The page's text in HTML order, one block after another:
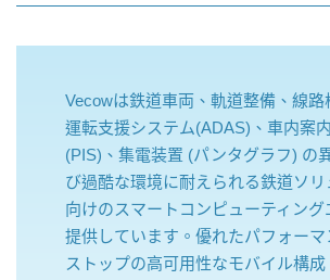
Vecowは鉄道車両、軌道整備、線路
運転支援システム(ADAS)、車内案
(PIS)、集電装置 (パンタグラフ) の
び過酷な環境に耐えられる鉄道ソリ
向けのスマートコンピューティング
提供しています。優れたパフォーマ
ストップの高可用性なモバイル構成